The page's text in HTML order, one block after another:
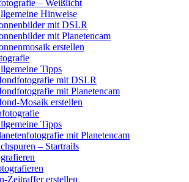
– Weißlicht
Hinweise
mit DSLR
mit Planetencam
erstellen
Tipps
mit DSLR
mit Planetencam
Mosaik erstellen
Tipps
mit Planetencam
– Startrails
Zeitraffer erstellen